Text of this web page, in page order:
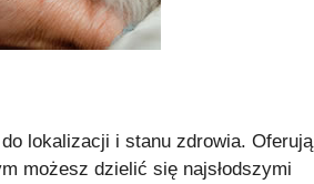
lokalizacji i stanu zdrowia. Oferują
możesz dzielić się najsłodszymi